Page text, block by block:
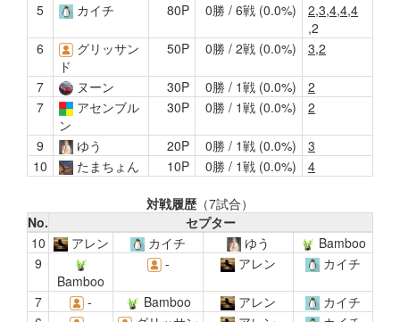
5 カイチ 80P 0勝 / 6戦 (0.0%)
2,3,4,4,4
,2
6
グリッサン
ド
50P 0勝 / 2戦 (0.0%) 3,2
7 ヌーン 30P 0勝 / 1戦 (0.0%)
2
7
アセンブル
ン
30P 0勝 / 1戦 (0.0%) 2
9 ゆう 20P 0勝 / 1戦 (0.0%)
3
10
たまちょん 10P 0勝 / 1戦 (0.0%) 4
対戦履歴 （7試合）
No.
セプター
10
アレン カイチ ゆう
Bamboo
9
Bamboo
- アレン カイチ
7 - Bamboo アレン
カイチ